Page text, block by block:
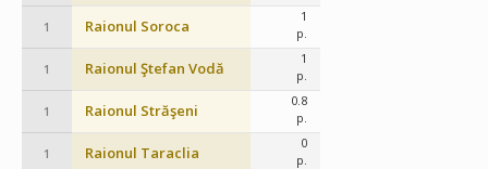
1 Raionul Soroca
1
p.
1 Raionul Ştefan Vodă
1
p.
1 Raionul Străşeni
0.8
p.
1 Raionul Taraclia
0
p.